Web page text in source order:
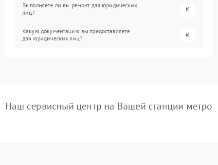
Выполняете ли вы ремонт для юридических
лиц?
Какую документацию вы предоставляете
для юридических лиц?
Наш сервисный центр на Вашей станции метро